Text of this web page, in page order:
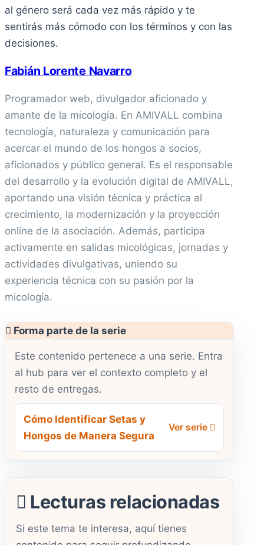
al género será cada vez más rápido y te
sentirás más cómodo con los términos y con las
decisiones.
Fabián Lorente Navarro
Programador web, divulgador aficionado y
amante de la micología. En AMIVALL combina
tecnología, naturaleza y comunicación para
acercar el mundo de los hongos a socios,
aficionados y público general. Es el responsable
del desarrollo y la evolución digital de AMIVALL,
aportando una visión técnica y práctica al
crecimiento, la modernización y la proyección
online de la asociación. Además, participa
activamente en salidas micológicas, jornadas y
actividades divulgativas, uniendo su
experiencia técnica con su pasión por la
micología.
Forma parte de la serie
Este contenido pertenece a una serie. Entra
al hub para ver el contexto completo y el
resto de entregas.
Cómo Identificar Setas y
Hongos de Manera Segura
Ver serie
Lecturas relacionadas
Si este tema te interesa, aquí tienes